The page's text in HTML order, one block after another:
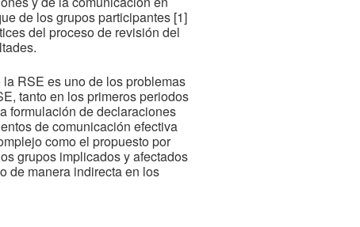
de los grupos participantes [1]
del proceso de revisión del
RSE es uno de los problemas
tanto en los primeros periodos
formulación de declaraciones
de comunicación efectiva
como el propuesto por
grupos implicados y afectados
de manera indirecta en los